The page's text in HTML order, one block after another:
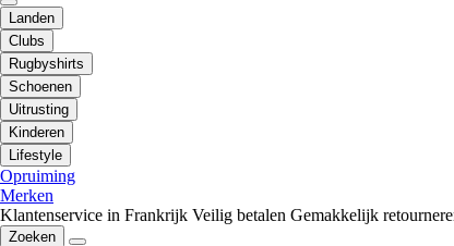
Landen
Clubs
Rugbyshirts
Schoenen
Uitrusting
Kinderen
Lifestyle
Opruiming
Merken
Klantenservice in Frankrijk Veilig betalen Gemakkelijk
Zoeken